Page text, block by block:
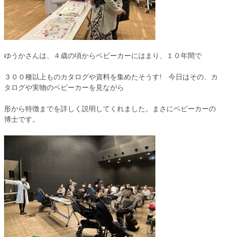
ゆうかさんは、４歳の頃からベビーカーにはまり、１０年間で
３００種以上ものカタログや資料を集めたそうす! 今日はその、カ
タログや実物のベビーカーを見ながら
形から特徴までを詳しく説明してくれました。まさにベビーカーの
博士です。